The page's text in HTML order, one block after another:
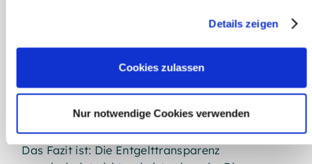
Datenschutz
Details zeigen
Cookies zulassen
Nur notwendige Cookies verwenden
globaler Ebene rüsten. Unternehmen mit
Prozesse bereits jetzt angleichen, den künftigen
Verwaltungsaufwand verringern und die
Konsistenz ihrer globalen Aktivitäten
Das Fazit ist: Die Entgelttransparenz